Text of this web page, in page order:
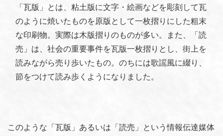
「瓦版」とは、粘土版に文字・絵画などを彫刻して瓦
のように焼いたものを原版として一枚摺りにした粗末
な印刷物。実際は木版摺りのものが多い。また、「読
売」は、社会の重要事件を瓦版一枚摺りとし、街上を
読みながら売り歩いたもの。のちには歌謡風に綴り、
節をつけて読み歩くようになりました。
このような「瓦版」あるいは「読売」という情報伝達媒体